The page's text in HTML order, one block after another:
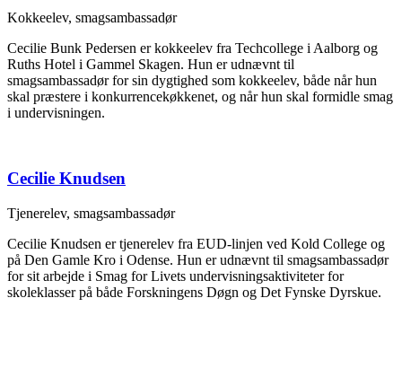
Kokkeelev, smagsambassadør
Cecilie Bunk Pedersen er kokkeelev fra Techcollege i Aalborg og
Ruths Hotel i Gammel Skagen. Hun er udnævnt til
smagsambassadør for sin dygtighed som kokkeelev, både når hun
skal præstere i konkurrencekøkkenet, og når hun skal formidle smag
i undervisningen.
Cecilie Knudsen
Tjenerelev, smagsambassadør
Cecilie Knudsen er tjenerelev fra EUD-linjen ved Kold College og
på Den Gamle Kro i Odense. Hun er udnævnt til smagsambassadør
for sit arbejde i Smag for Livets undervisningsaktiviteter for
skoleklasser på både Forskningens Døgn og Det Fynske Dyrskue.